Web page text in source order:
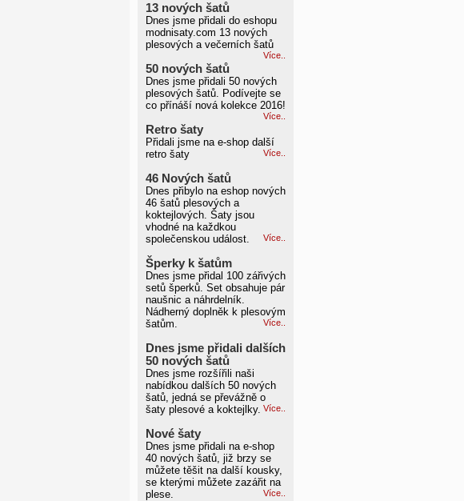
13 nových šatů
Dnes jsme přidali do eshopu
modnisaty.com 13 nových
plesových a večerních šatů
Více..
50 nových šatů
Dnes jsme přidali 50 nových
plesových šatů. Podívejte se
co přínáší nová kolekce 2016!
Více..
Retro šaty
Přidali jsme na e-shop další
retro šaty
Více..
46 Nových šatů
Dnes přibylo na eshop nových
46 šatů plesových a
koktejlových. Šaty jsou
vhodné na každkou
společenskou událost.
Více..
Šperky k šatům
Dnes jsme přidal 100 zářivých
setů šperků. Set obsahuje pár
naušnic a náhrdelník.
Nádherný doplněk k plesovým
šatům.
Více..
Dnes jsme přidali dalších
50 nových šatů
Dnes jsme rozšířili naši
nabídkou dalších 50 nových
šatů, jedná se převážně o
šaty plesové a koktejlky. Více..
Nové šaty
Dnes jsme přidali na e-shop
40 nových šatů, již brzy se
můžete těšit na další kousky,
se kterými můžete zazářit na
plese.
Více..